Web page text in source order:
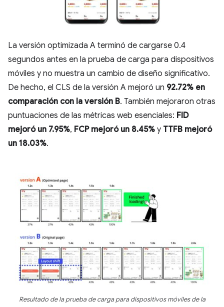
La versión optimizada A terminó de cargarse 0.4
segundos antes en la prueba de carga para dispositivos
móviles y no muestra un cambio de diseño significativo.
De hecho, el CLS de la versión A mejoró un 92.72% en
comparación con la versión B. También mejoraron otras
puntuaciones de las métricas web esenciales: FID
mejoró un 7.95%, FCP mejoró un 8.45% y TTFB mejoró
un 18.03%.
Resultado de la prueba de carga para dispositivos móviles de la